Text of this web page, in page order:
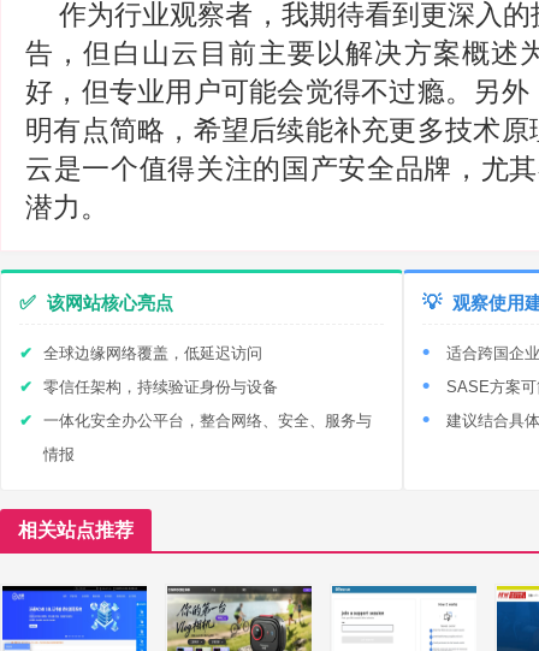
作为行业观察者，我期待看到更深入
告，但白山云目前主要以解决方案概述
好，但专业用户可能会觉得不过瘾。另外
明有点简略，希望后续能补充更多技术
云是一个值得关注的国产安全品牌，尤
潜力。
✅ 该网站核心亮点
全球边缘网络覆盖，低延迟访问
零信任架构，持续验证身份与设备
一体化安全办公平台，整合网络、安全、服务与
情报
💡 观察使用
适合跨国企
SASE方案
建议结合具
相关站点推荐